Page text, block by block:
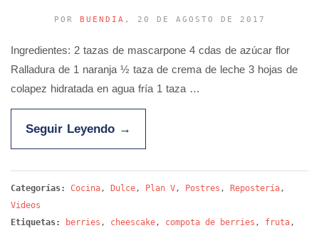
POR BUENDIA , 20 DE AGOSTO DE 2017
Ingredientes: 2 tazas de mascarpone 4 cdas de azúcar flor
Ralladura de 1 naranja ½ taza de crema de leche 3 hojas de
colapez hidratada en agua fría 1 taza …
Seguir Leyendo →
Categorías: Cocina , Dulce , Plan V , Postres , Repostería ,
Videos
Etiquetas:
berries , cheescake , compota de berries , fruta ,